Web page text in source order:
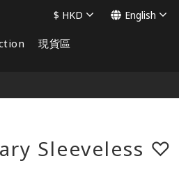
現貨區
$ HKD English
Sleeveless ♡